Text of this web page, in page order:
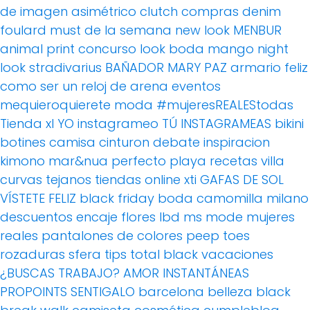
de imagen asimétrico clutch compras denim
foulard must de la semana new look MENBUR
animal print concurso look boda mango night
look stradivarius BAÑADOR MARY PAZ armario feliz
como ser un reloj de arena eventos
mequieroquierete moda #mujeresREALEStodas
Tienda xl YO instagrameo TÚ INSTAGRAMEAS bikini
botines camisa cinturon debate inspiracion
kimono mar&nua perfecto playa recetas villa
curvas tejanos tiendas online xti GAFAS DE SOL
VÍSTETE FELIZ black friday boda camomilla milano
descuentos encaje flores lbd ms mode mujeres
reales pantalones de colores peep toes
rozaduras sfera tips total black vacaciones
¿BUSCAS TRABAJO? AMOR INSTANTÁNEAS
PROPOINTS SENTIGALO barcelona belleza black